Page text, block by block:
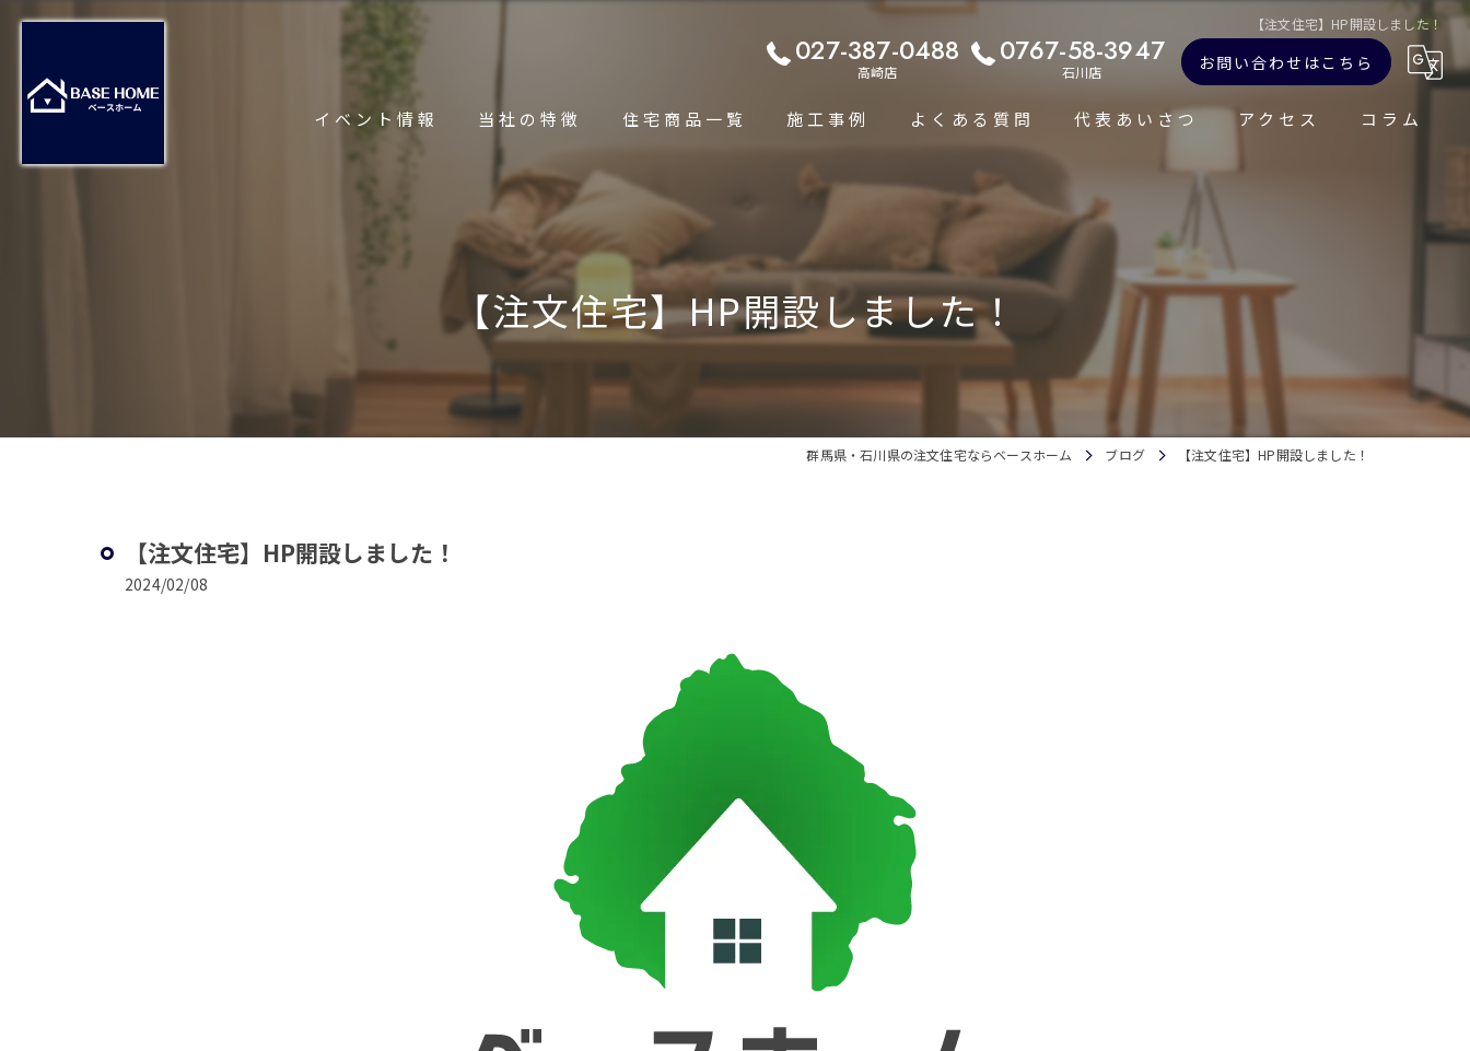
【注文住宅】HP開設しました！
027-387-0488
高崎店
0767-58-3947
石川店 お問い合わせはこちら
イベント情報 当社の特徴
コンセプト
高断熱
耐震
省エネ
高性能
住宅商品一覧
平屋住宅専門ページ
規格住宅プラン
単身者・小家族向け規格住宅
施工事例 よくある質問 代表あいさつ アクセス コラム
【注文住宅】HP開設しました！
群馬県・石川県の注文住宅ならベースホーム ブログ 【注文住宅】HP開設しました！
【注文住宅】HP開設しました！
2024/02/08